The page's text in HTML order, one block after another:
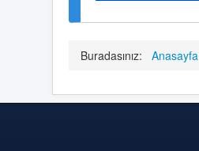
Buradasınız: Anasayfa